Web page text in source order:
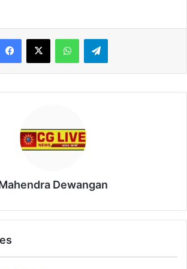
WhatsAppTelegram
Dewangan